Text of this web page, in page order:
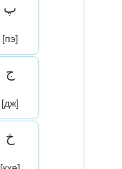
پ
[пэ]
ج
[дж]
خ